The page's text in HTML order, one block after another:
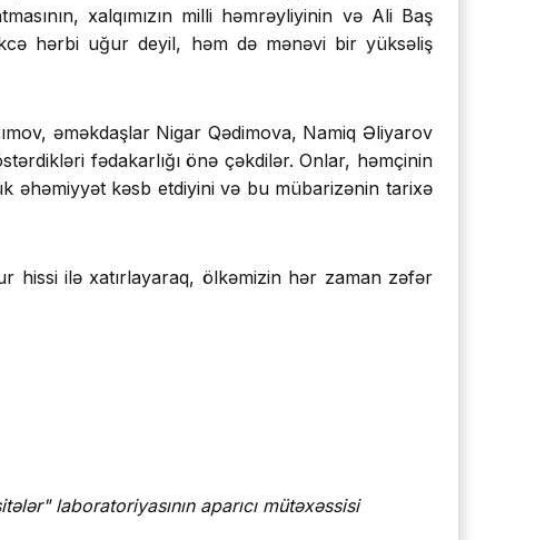
xalqımızın milli həmrəyliyinin və Ali Baş
hərbi uğur deyil, həm də mənəvi bir yüksəliş
əməkdaşlar Nigar Qədimova, Namiq Əliyarov
fədakarlığı önə çəkdilər. Onlar, həmçinin
əhəmiyyət kəsb etdiyini və bu mübarizənin tarixə
hissi ilə xatırlayaraq, ölkəmizin hər zaman zəfər
laboratoriyasının aparıcı mütəxəssisi